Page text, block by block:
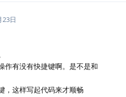
23日
作有没有快捷键啊。是不是和
，这样写起代码来才顺畅